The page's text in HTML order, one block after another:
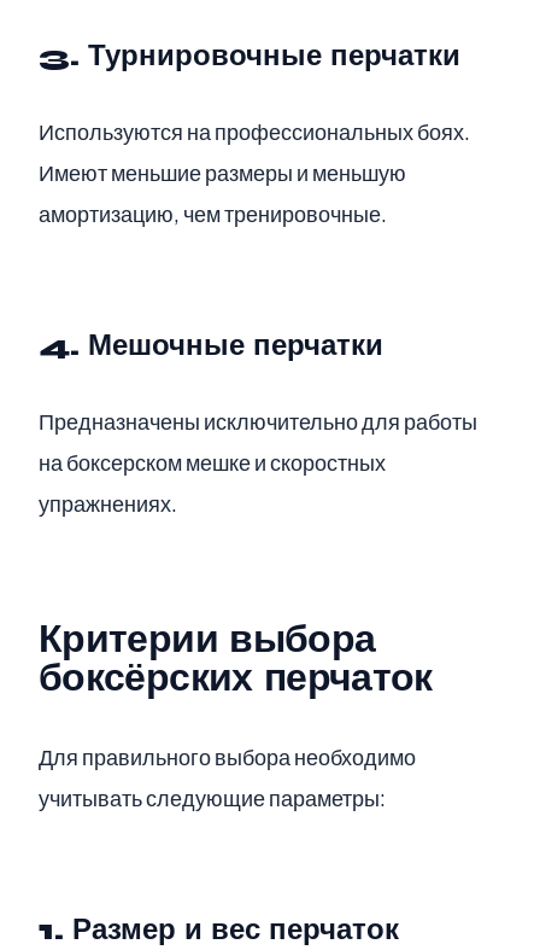
3. Турнировочные перчатки
Используются на профессиональных боях.
Имеют меньшие размеры и меньшую
амортизацию, чем тренировочные.
4. Мешочные перчатки
Предназначены исключительно для работы
на боксерском мешке и скоростных
упражнениях.
Критерии выбора
боксёрских перчаток
Для правильного выбора необходимо
учитывать следующие параметры:
1. Размер и вес перчаток